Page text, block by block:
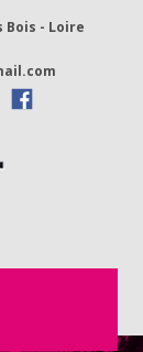
Bois - Loire